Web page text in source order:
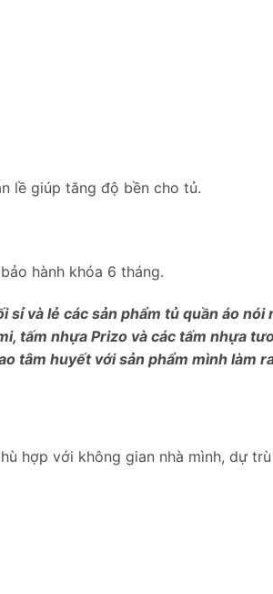
lề giúp tăng độ bền cho tủ.
hành khóa 6 tháng.
và lẻ các sản phẩm tủ quần áo
tấm nhựa Prizo và các tấm nhựa
tâm huyết với sản phẩm mình làm
hợp với không gian nhà mình, dự